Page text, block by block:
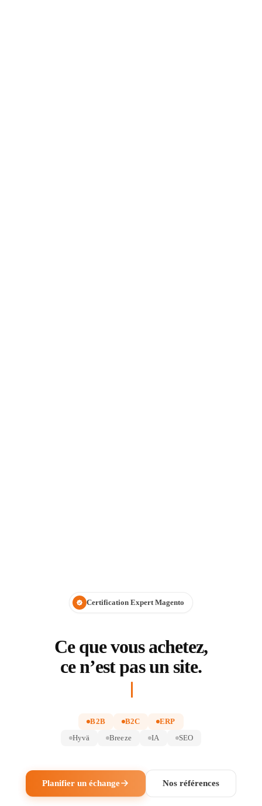
Certification Expert Magento
Ce que vous achetez,
ce n’est pas un site.
B2B B2C
ERP
Hyvä
Breeze IA SEO
Planifier un échange Nos références